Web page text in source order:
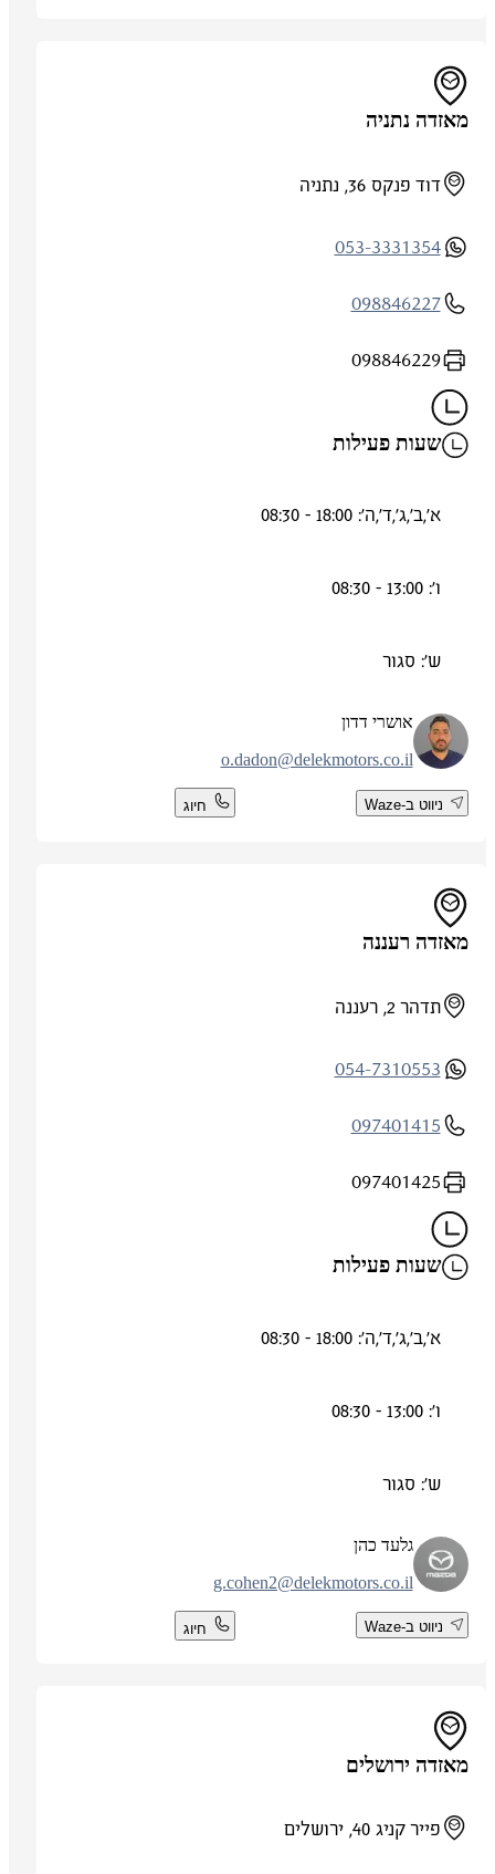
מאזדה נתניה
דוד פנקס 36, נתניה
053-3331354
098846227
098846229
שעות פעילות
א',ב',ג',ד',ה': 18:00 - 08:30
ש': סגור
אושרי דדון
o.dadon@delekmotors.co.il
ניווט ב-Waze חיוג
מאזדה רעננה
תדהר 2, רעננה
054-7310553
097401415
097401425
שעות פעילות
א',ב',ג',ד',ה': 18:00 - 08:30
ש': סגור
גלעד כהן
g.cohen2@delekmotors.co.il
ניווט ב-Waze חיוג
מאזדה ירושלים
פייר קניג 40, ירושלים